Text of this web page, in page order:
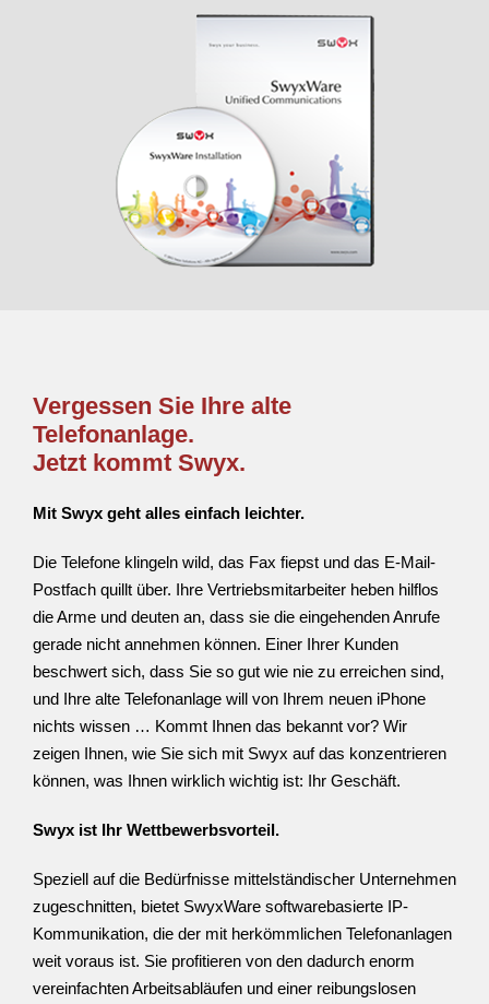
Vergessen Sie Ihre alte
Telefonanlage.
Jetzt kommt Swyx.
Mit Swyx geht alles einfach leichter.
Die Telefone klingeln wild, das Fax fiepst und das E-Mail-
Postfach quillt über. Ihre Vertriebsmitarbeiter heben hilflos
die Arme und deuten an, dass sie die eingehenden Anrufe
gerade nicht annehmen können. Einer Ihrer Kunden
beschwert sich, dass Sie so gut wie nie zu erreichen sind,
und Ihre alte Telefonanlage will von Ihrem neuen iPhone
nichts wissen … Kommt Ihnen das bekannt vor? Wir
zeigen Ihnen, wie Sie sich mit Swyx auf das konzentrieren
können, was Ihnen wirklich wichtig ist: Ihr Geschäft.
Swyx ist Ihr Wettbewerbsvorteil.
Speziell auf die Bedürfnisse mittelständischer Unternehmen
zugeschnitten, bietet SwyxWare softwarebasierte IP-
Kommunikation, die der mit herkömmlichen Telefonanlagen
weit voraus ist. Sie profitieren von den dadurch enorm
vereinfachten Arbeitsabläufen und einer reibungslosen